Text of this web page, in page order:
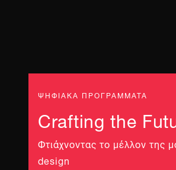
ΨΗΦΙΑΚΑ ΠΡΟΓΡΑΜΜΑΤΑ
Crafting the
Φτιάχνοντας το μέλλον της
design